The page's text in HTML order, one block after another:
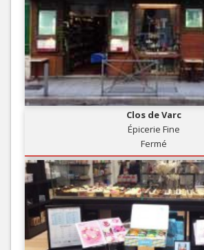
Clos de Varc
Épicerie Fine
Fermé